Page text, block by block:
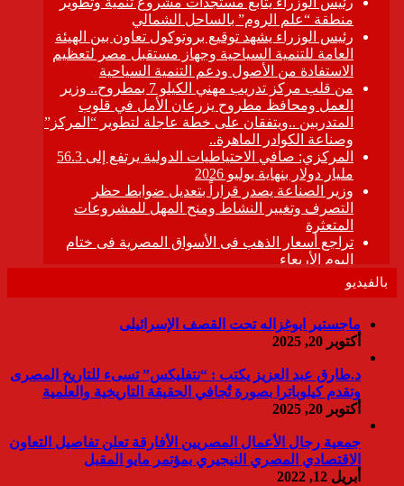
بالفيديو
ماجستير ابوغزاله تحت القصف الإسرائيلى
أكتوبر 20, 2025
د.طارق عبد العزيز يكتب : “نتفليكس” تسىء للتاريخ المصرى
وتقدم كيلوباترا بصورة تُجافي الحقيقة التاريخية والعلمية
أكتوبر 20, 2025
جمعية رجال الأعمال المصريين الأفارقة تعلن تفاصيل التعاون
الاقتصادي المصري النيجيري بمؤتمر مايو المقبل
أبريل 12, 2022